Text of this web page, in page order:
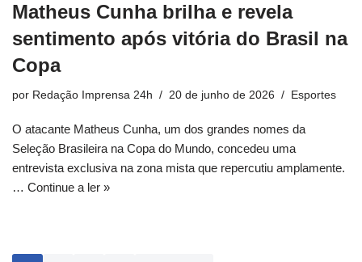
Matheus Cunha brilha e revela
sentimento após vitória do Brasil na
Copa
por Redação Imprensa 24h 20 de junho de 2026 Esportes
O atacante Matheus Cunha, um dos grandes nomes da
Seleção Brasileira na Copa do Mundo, concedeu uma
entrevista exclusiva na zona mista que repercutiu amplamente.
… Continue a ler »